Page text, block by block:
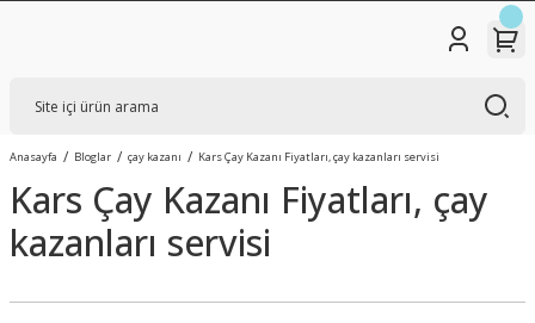
Anasayfa Bloglar çay kazanı Kars Çay Kazanı Fiyatları, çay kazanları servisi
Kars Çay Kazanı Fiyatları, çay
kazanları servisi